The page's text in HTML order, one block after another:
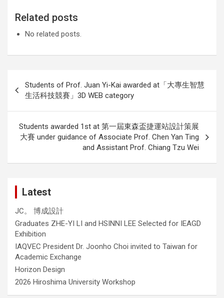
Related posts
No related posts.
navigation
Students of Prof. Juan Yi-Kai awarded at「大專生智慧
生活科技競賽」3D WEB category
Students awarded 1st at 第一屆東森盃捷運站設計策展
大賽 under guidance of Associate Prof. Chen Yan Ting
and Assistant Prof. Chiang Tzu Wei
Latest
JC。 博成設計
Graduates ZHE-YI LI and HSINNI LEE Selected for IEAGD
Exhibition
IAQVEC President Dr. Joonho Choi invited to Taiwan for
Academic Exchange
Horizon Design
2026 Hiroshima University Workshop